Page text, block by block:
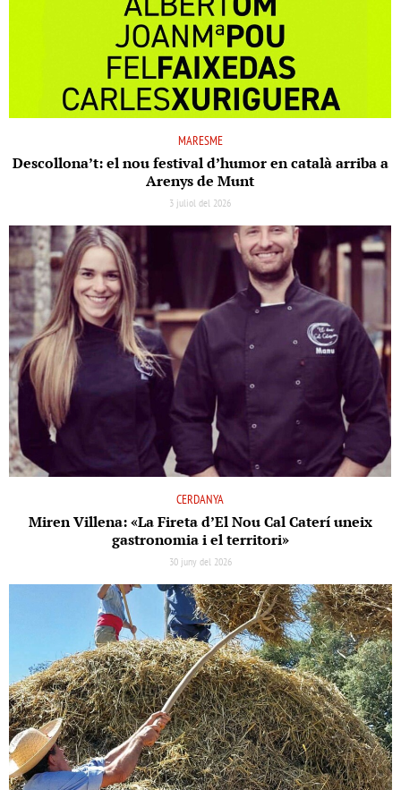
MARESME
Descollona’t: el nou festival d’humor en català arriba a
Arenys de Munt
3 juliol del 2026
CERDANYA
Miren Villena: «La Fireta d’El Nou Cal Caterí uneix
gastronomia i el territori»
30 juny del 2026